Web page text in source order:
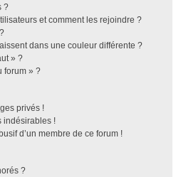
?
et comment les rejoindre ?
dans une couleur différente ?
» ?
forum » ?
privés !
indésirables !
d’un membre de ce forum !
?